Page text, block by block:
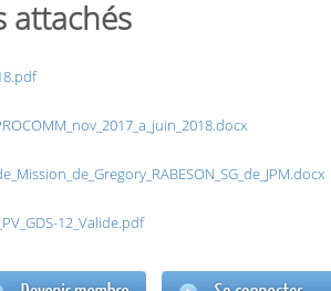
attachés
12_Valide.pdf